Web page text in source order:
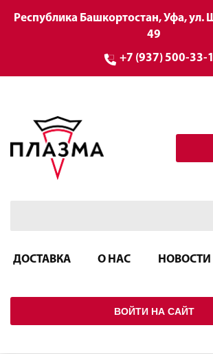
Республика Башкортостан, Уфа, ул.
49
+7 (937) 500-33-
ДОСТАВКА О НАС НОВОСТИ
ВОЙТИ НА САЙТ